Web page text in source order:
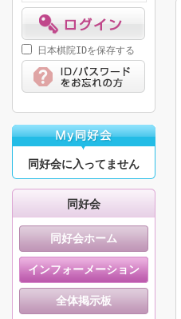
日本棋院IDを保存する
同好会に入ってません
同好会
同好会ホーム
インフォーメーション
全体掲示板